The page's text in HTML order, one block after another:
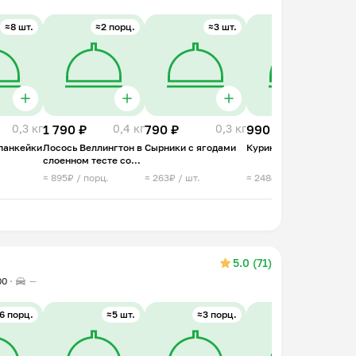
≈8 шт.
0,3 кг
≈2 порц.
1 790 ₽ 0,4 кг
Лосось Веллингтон в
слоенном тесте со
шпинатом
≈ 895₽ / порц.
≈3 шт.
790 ₽ 0,3 кг
Сырники с ягодами
≈ 263₽ / шт.
990 ₽
Куриный суп лапша
≈ 248₽ / порц.
5.0 (71)
—
порц. ≈5 шт. ≈3 порц.